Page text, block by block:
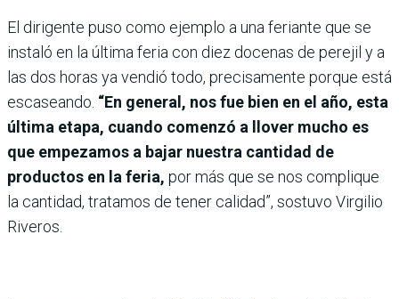
El dirigente puso como ejemplo a una feriante que se
instaló en la última feria con diez docenas de perejil y a
las dos horas ya vendió todo, precisamente porque está
escaseando. “En general, nos fue bien en el año, esta
última etapa, cuando comenzó a llover mucho es
que empezamos a bajar nuestra cantidad de
productos en la feria, por más que se nos complique
la cantidad, tratamos de tener calidad”, sostuvo Virgilio
Riveros.